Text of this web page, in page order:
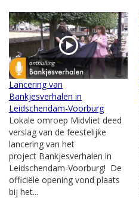
Lancering van
Bankjesverhalen in
Leidschendam-Voorburg
Lokale omroep Midvliet deed
verslag van de feestelijke
lancering van het
project Bankjesverhalen in
Leidschendam-Voorburg! De
officiële opening vond plaats
bij het...